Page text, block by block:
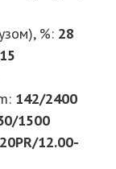
%: 28
142/2400
1500
12.00-